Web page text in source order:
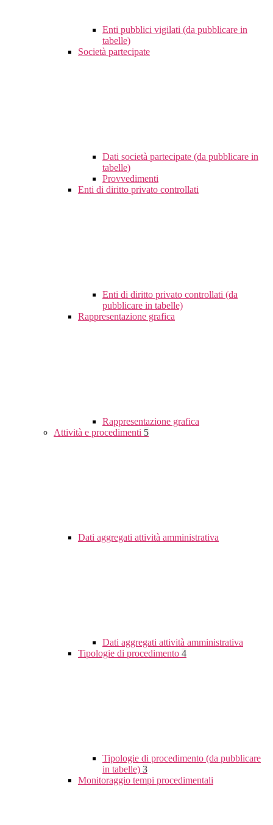
Enti pubblici vigilati (da pubblicare in
tabelle)
Società partecipate
Dati società partecipate (da pubblicare in
tabelle)
Provvedimenti
Enti di diritto privato controllati
Enti di diritto privato controllati (da
pubblicare in tabelle)
Rappresentazione grafica
Rappresentazione grafica
Attività e procedimenti 5
Dati aggregati attività amministrativa
Dati aggregati attività amministrativa
Tipologie di procedimento 4
Tipologie di procedimento (da pubblicare
in tabelle) 3
Monitoraggio tempi procedimentali